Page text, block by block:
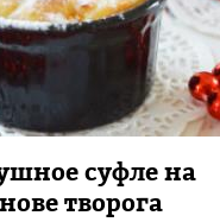
суфле на
творога